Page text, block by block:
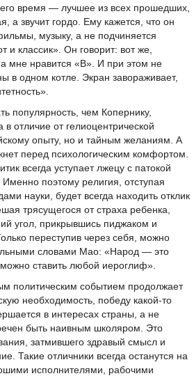
его время — лучшее из всех прошедших,
а звучит гордо. Ему кажется, что он
музыку, а не подчиняется
и классик». Он говорит: вот же,
мне нравится «В». И при этом не
в одном котле. Экран завораживает,
популярность, чем Копернику,
в отличие от гелиоцентрической
опыту, но и тайным желаниям. А
перед психологическим комфортом.
всегда уступает лжецу с патокой
поэтому религия, отступая
науки, будет всегда находить отклик
трясущегося от страха ребенка,
угол, прикрывшись пиджаком и
переступив через себя, можно
словами Мао: «Народ — это
ставить любой иероглиф».
политическим событием продолжает
необходимость, победу какой-то
в интересах страны, а не
быть наивным школяром. Это
затмившего здравый смысл и
Такие отличники всегда останутся на
исполнителями, рабочими